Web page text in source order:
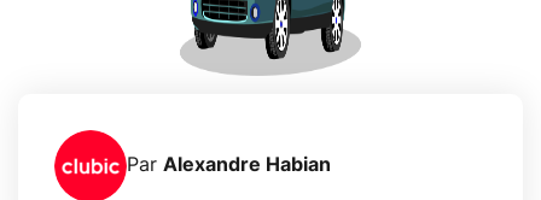
Par Alexandre Habian